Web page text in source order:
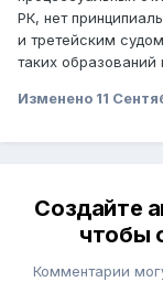
РК, нет
и третейским
таких
Изменено 11
Создайте
чтобы
Комментарии